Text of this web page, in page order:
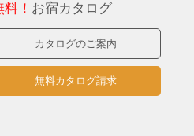
料！ お宿カタログ
カタログのご案内
無料カタログ請求